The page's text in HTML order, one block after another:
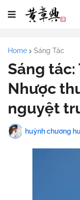
Home Sáng Tác
Sáng tác:
Nhược
nguyệt
huỳnh chương